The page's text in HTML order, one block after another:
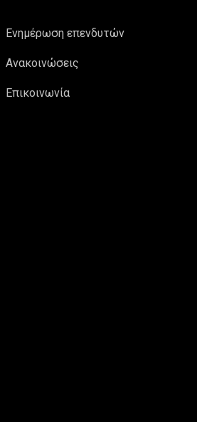
Ενημέρωση επενδυτών
Ανακοινώσεις
Επικοινωνία